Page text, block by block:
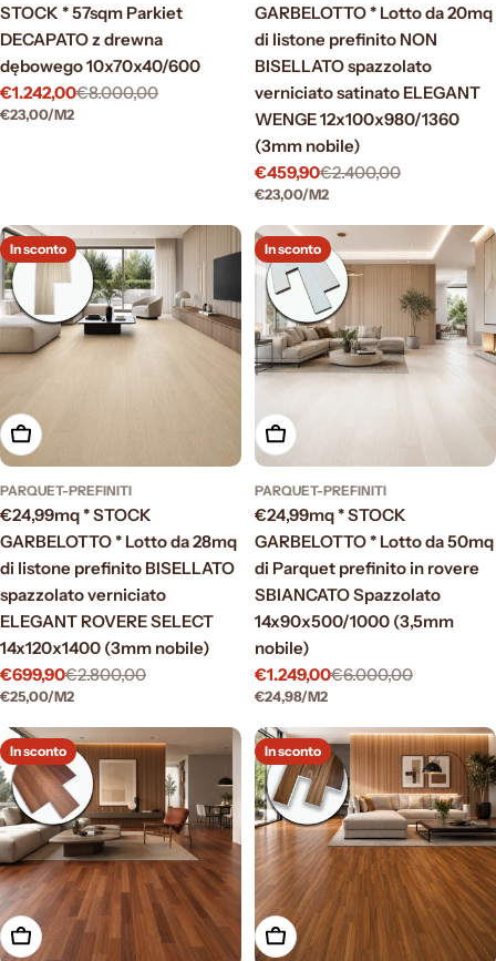
STOCK * 57sqm Parkiet
DECAPATO z drewna
dębowego 10x70x40/600
Prezzo
di
€1.242,00
Prezzo
normale
€8.000,00
PREZZO
€23,00/PER
M2
GARBELOTTO * Lotto da 20mq
di listone prefinito NON
BISELLATO spazzolato
verniciato satinato ELEGANT
WENGE 12x100x980/1360
(3mm nobile)
Prezzo
di
vendita
€459,90
Prezzo
normale
€2.400,00
PREZZO
€23,00/PER
M2
In sconto
Aggiungi al carrello
PARQUET-PREFINITI
€24,99mq * STOCK
GARBELOTTO * Lotto da 28mq
di listone prefinito BISELLATO
spazzolato verniciato
ELEGANT ROVERE SELECT
14x120x1400 (3mm nobile)
Prezzo
di
vendita
€699,90
Prezzo
normale
€2.800,00
PREZZO
€25,00/PER
M2
In sconto
Aggiungi al carrello
PARQUET-PREFINITI
€24,99mq * STOCK
GARBELOTTO * Lotto da 50mq
di Parquet prefinito in rovere
SBIANCATO Spazzolato
14x90x500/1000 (3,5mm
nobile)
Prezzo
di
vendita
€1.249,00
Prezzo
normale
€6.000,00
PREZZO
€24,98/PER
M2
In sconto
Aggiungi al carrello
In sconto
Aggiungi al carrello